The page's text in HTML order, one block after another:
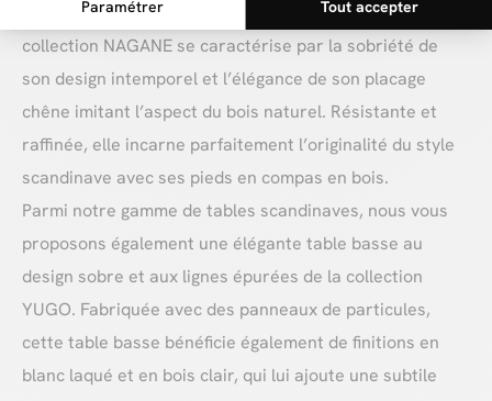
La table à manger scandinave en placage chêne de la
collection NAGANE se caractérise par la sobriété de
son design intemporel et l’élégance de son placage
chêne imitant l’aspect du bois naturel. Résistante et
raffinée, elle incarne parfaitement l’originalité du style
scandinave avec ses pieds en compas en bois.
Parmi notre gamme de tables scandinaves, nous vous
proposons également une élégante table basse au
design sobre et aux lignes épurées de la collection
YUGO. Fabriquée avec des panneaux de particules,
cette table basse bénéficie également de finitions en
blanc laqué et en bois clair, qui lui ajoute une subtile